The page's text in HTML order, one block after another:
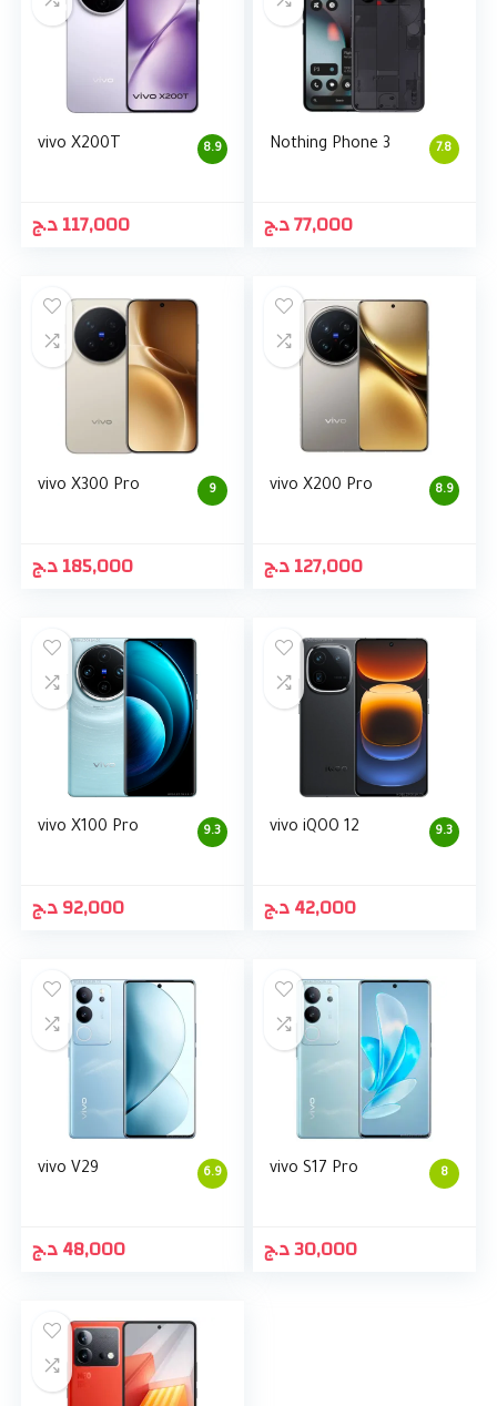
8.9
vivo X200T
117,000د.ج
7.8
Nothing Phone 3
77,000د.ج
9
vivo X300 Pro
185,000د.ج
8.9
vivo X200 Pro
127,000د.ج
9.3
vivo X100 Pro
92,000د.ج
9.3
vivo iQOO 12
42,000د.ج
6.9
vivo V29
48,000د.ج
8
vivo S17 Pro
30,000د.ج